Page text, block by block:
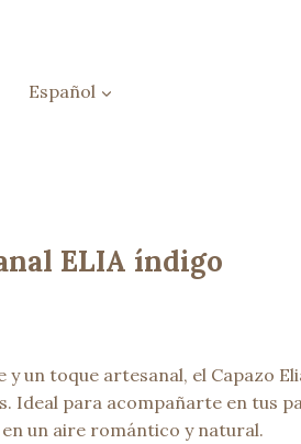
Español
ELIA índigo
y un toque artesanal, el Capazo
Ideal para acompañarte en tus
un aire romántico y natural.